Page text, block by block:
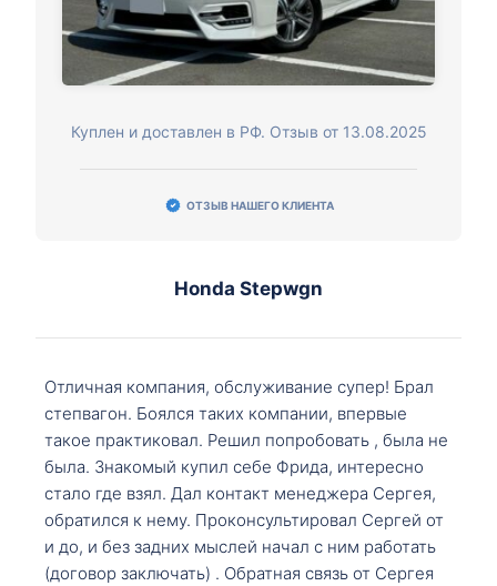
Куплен и доставлен в РФ. Отзыв от 13.08.2025
ОТЗЫВ НАШЕГО КЛИЕНТА
Honda Stepwgn
Отличная компания, обслуживание супер! Брал
степвагон. Боялся таких компании, впервые
такое практиковал. Решил попробовать , была не
была. Знакомый купил себе Фрида, интересно
стало где взял. Дал контакт менеджера Сергея,
обратился к нему. Проконсультировал Сергей от
и до, и без задних мыслей начал с ним работать
(договор заключать) . Обратная связь от Сергея